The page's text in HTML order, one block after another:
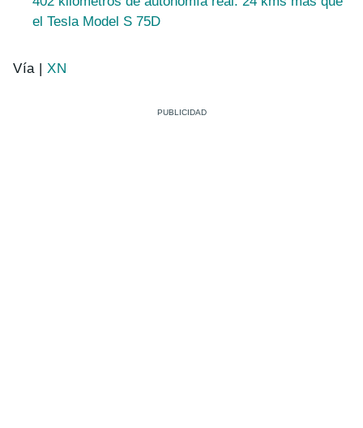
el Tesla Model S 75D
Vía |XN